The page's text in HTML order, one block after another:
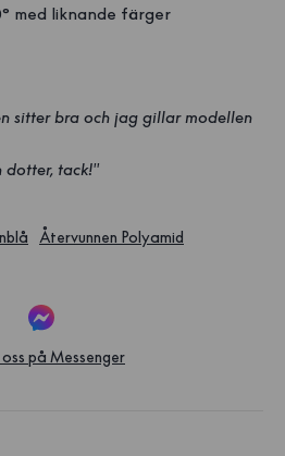
med liknande färger
sitter bra och jag gillar modellen
dotter, tack!"
Återvunnen Polyamid
på Messenger